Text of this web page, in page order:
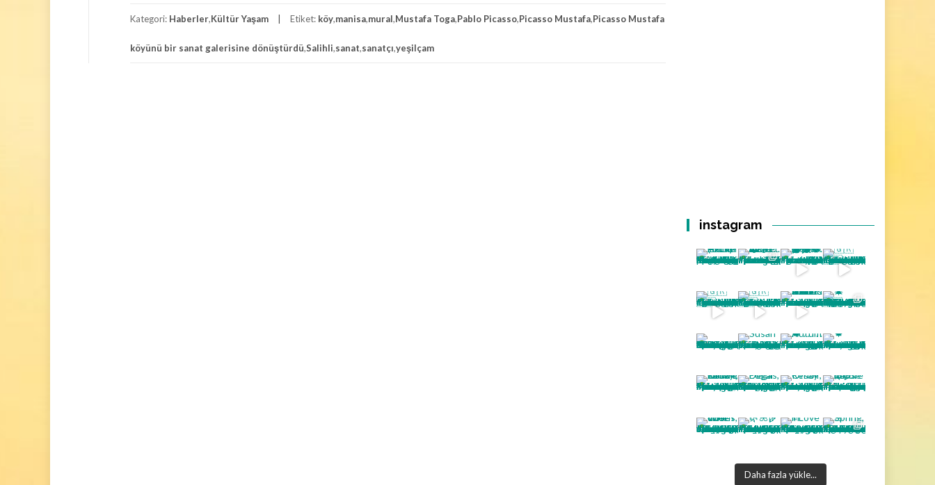
ı
d
Kategori: Haberler,Kültür Yaşam Etiket: köy,manisa,mural,Mustafa Toga,Pablo Picasso,Picasso Mustafa,Picasso Mustafa
köyünü bir sanat galerisine dönüştürdü,Salihli,sanat,sanatçı,yeşilçam
instagram
Daha fazla yükle...